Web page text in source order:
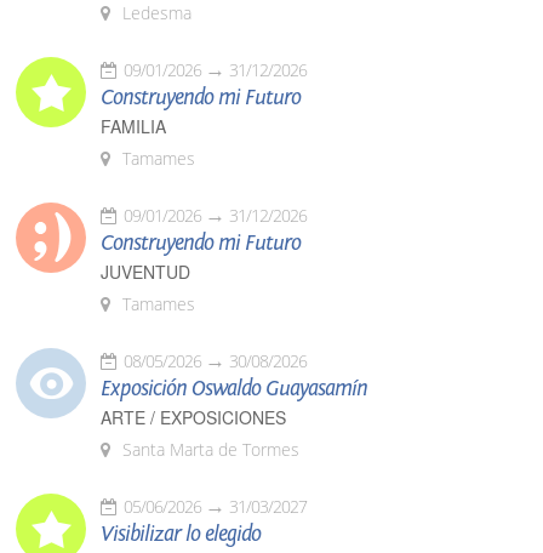
Ledesma
09/01/2026 31/12/2026
Construyendo mi Futuro
FAMILIA
Tamames
09/01/2026 31/12/2026
Construyendo mi Futuro
JUVENTUD
Tamames
08/05/2026 30/08/2026
Exposición Oswaldo Guayasamín
ARTE / EXPOSICIONES
Santa Marta de Tormes
05/06/2026 31/03/2027
Visibilizar lo elegido